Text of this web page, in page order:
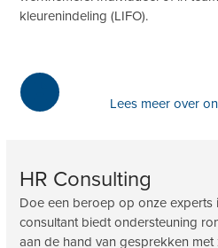
kleurenindeling (LIFO).
Lees meer over
HR Consulting
Doe een beroep op onze experts
consultant biedt ondersteuning
aan de hand van gesprekken met